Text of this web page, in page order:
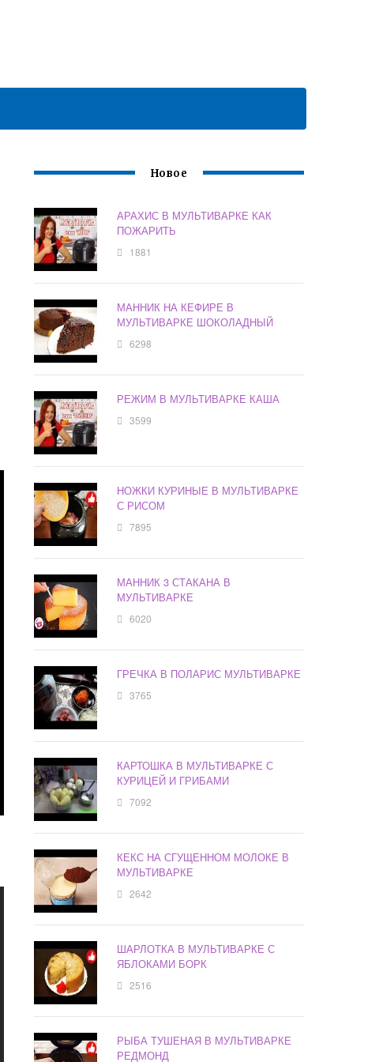
Новое
АРАХИС В МУЛЬТИВАРКЕ КАК
ПОЖАРИТЬ
1881
МАННИК НА КЕФИРЕ В
МУЛЬТИВАРКЕ ШОКОЛАДНЫЙ
6298
РЕЖИМ В МУЛЬТИВАРКЕ КАША
3599
НОЖКИ КУРИНЫЕ В МУЛЬТИВАРКЕ
С РИСОМ
7895
МАННИК 3 СТАКАНА В
МУЛЬТИВАРКЕ
6020
ГРЕЧКА В ПОЛАРИС МУЛЬТИВАРКЕ
3765
КАРТОШКА В МУЛЬТИВАРКЕ С
КУРИЦЕЙ И ГРИБАМИ
7092
КЕКС НА СГУЩЕННОМ МОЛОКЕ В
МУЛЬТИВАРКЕ
2642
ШАРЛОТКА В МУЛЬТИВАРКЕ С
ЯБЛОКАМИ БОРК
2516
РЫБА ТУШЕНАЯ В МУЛЬТИВАРКЕ
РЕДМОНД